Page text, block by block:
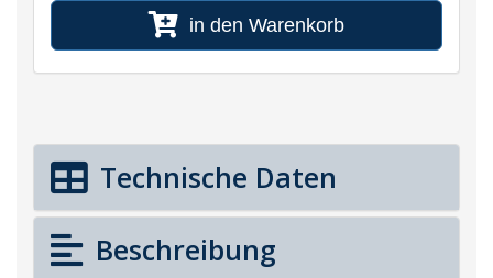
in den Warenkorb
Technische Daten
Beschreibung